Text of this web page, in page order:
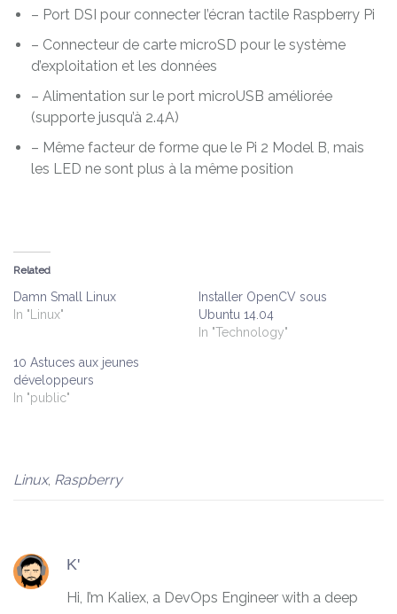
– Port DSI pour connecter l’écran tactile Raspberry Pi
– Connecteur de carte microSD pour le système
d’exploitation et les données
– Alimentation sur le port microUSB améliorée
(supporte jusqu’à 2.4A)
– Même facteur de forme que le Pi 2 Model B, mais
les LED ne sont plus à la même position
Related
Damn Small Linux
In "Linux"
Installer OpenCV sous
Ubuntu 14.04
In "Technology"
10 Astuces aux jeunes
développeurs
In "public"
Linux, Raspberry
K'
Hi, I’m Kaliex, a DevOps Engineer with a deep